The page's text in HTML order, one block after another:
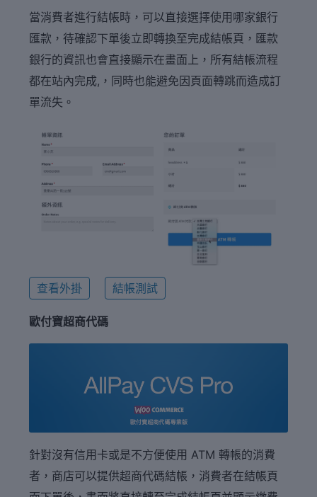
當消費者進行結帳時，可以直接選擇使用哪家銀行
匯款，待確認下單後立即轉換至完成結帳頁，匯款
銀行的資訊也會直接顯示在畫面上，所有結帳流程
都在站內完成,，同時也能避免因頁面轉跳而造成訂
單流失。
查看外掛 結帳測試
歐付寶超商代碼
針對沒有信用卡或是不方便使用 ATM 轉帳的消費
者，商店可以提供超商代碼結帳，消費者在結帳頁